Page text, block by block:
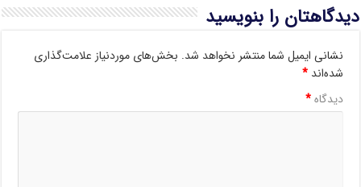
دیدگاهتان را بنویسید
نشانی ایمیل شما منتشر نخواهد شد. بخش‌های موردنیاز علامت‌گذاری
شده‌اند*
دیدگاه*